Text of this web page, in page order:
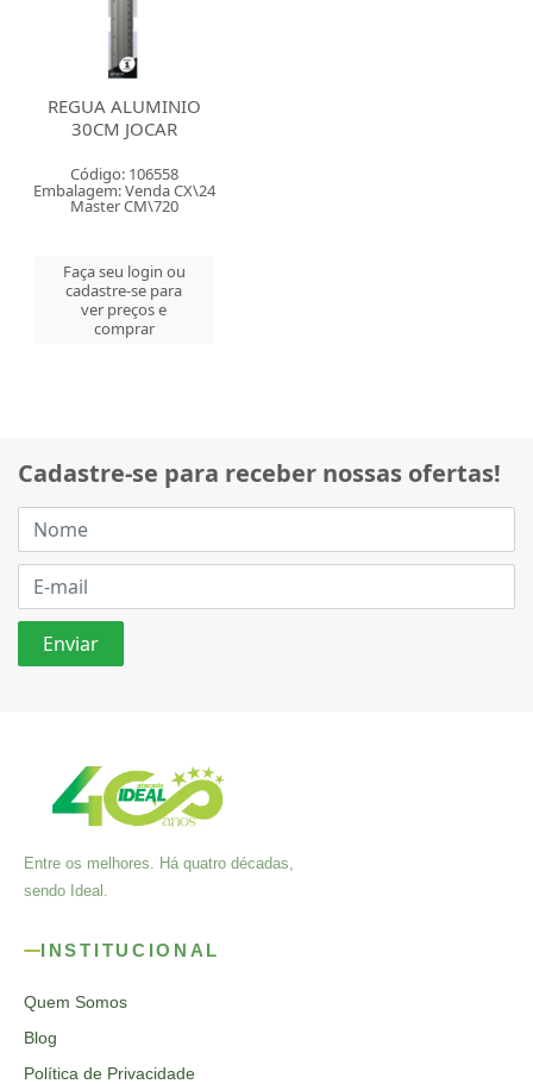
REGUA ALUMINIO
30CM JOCAR
Código: 106558
Embalagem: Venda CX\24
Master CM\720
Faça seu login ou
cadastre-se para
ver preços e
comprar
Cadastre-se para receber nossas ofertas!
Entre os melhores. Há quatro décadas,
sendo Ideal.
INSTITUCIONAL
Quem Somos
Blog
Política de Privacidade